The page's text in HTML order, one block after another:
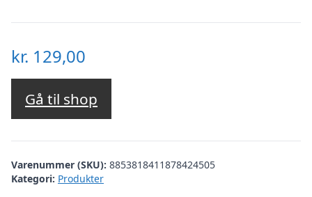
kr. 129,00
Gå til shop
Varenummer (SKU): 8853818411878424505
Kategori: Produkter